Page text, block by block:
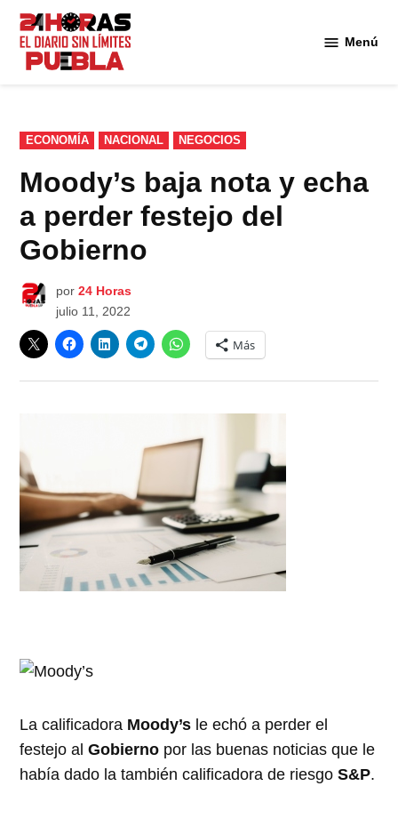
Saltar
contenido
Menú
PUBLICADO
EN
ECONOMÍA NACIONAL NEGOCIOS
Moody’s baja nota y echa
a perder festejo del
Gobierno
por 24 Horas
julio 11, 2022
Más
La calificadora Moody’s le echó a perder el
festejo alGobierno por las buenas noticias que le
había dado la también calificadora de riesgoS&P.